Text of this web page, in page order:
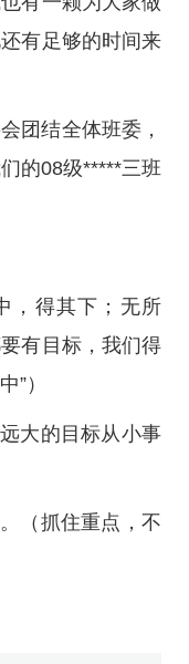
有足够的时间来
团结全体班委，
的08级*****三班
，得其下；无所
有目标，我们得
”）
大的目标从小事
（抓住重点，不